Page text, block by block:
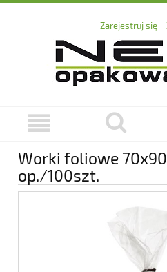
Zarejestruj się
Worki foliowe
op./100szt.